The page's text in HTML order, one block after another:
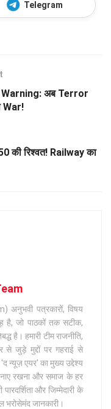
Telegram
Warning: अब Terror
War!
की रिश्वत! Railway का
पत्रकारों, विषय
है, जो पाठकों तक सटीक,
है। हमारी टीम राजनीति,
से जुड़े मुद्दों पर गहराई से
न्यूज़ एयर' का मुख्य उद्देश्य
रखना और समाज के हर
और जिम्मेदारी के
जानकारी।